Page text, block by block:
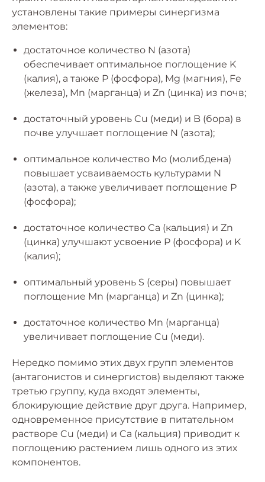
установлены такие примеры синергизма
элементов:
достаточное количество N (азота)
обеспечивает оптимальное поглощение K
(калия), а также P (фосфора), Mg (магния), Fe
(железа), Mn (марганца) и Zn (цинка) из почв;
достаточный уровень Cu (меди) и B (бора) в
почве улучшает поглощение N (азота);
oптимальнoе количество Мо (молибдена)
повышает усваиваемость культурами N
(азота), а также увеличивает поглощение Р
(фосфора);
достаточное количество Ca (кальция) и Zn
(цинка) улучшают усвоение P (фосфорa) и K
(калия);
оптимальный уровень S (серы) повышает
поглощение Mn (марганца) и Zn (цинка);
достаточное количество Mn (марганца)
увеличивает поглощение Cu (меди).
Нередко помимо этих двух групп элементов
(антагонистов и синергистов) выделяют также
третью группу, куда входят элементы,
блокирующие действие друг друга. Например,
одновременное присутствие в питательном
растворе Cu (меди) и Ca (кальция) приводит к
поглощению растением лишь одного из этих
компонентов.